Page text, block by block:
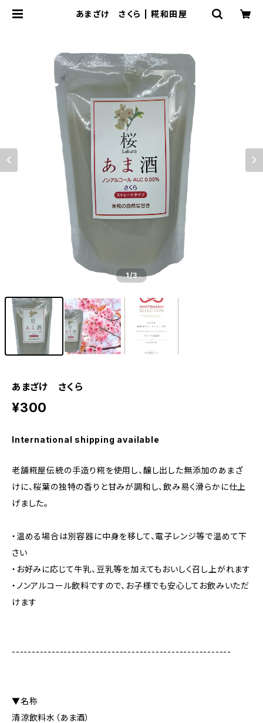
あまざけ さくら | 糀和田屋
1/3
あまざけ さくら
¥300
International shipping available
老舗糀屋伝統の手造り糀を使用し、醸し出した無添加のあまざ
けに、桜葉の独特の香りと甘みが調和し、飲み易く滑らかに仕上
げました。
・温める場合は別容器に中身を移して、電子レンジ等で温めて下
さい
・お好みに応じて牛乳、豆乳等を加えてもおいしく召し上がれます
・ノンアルコール飲料ですので、お子様でも安心してお飲みいただ
けます
-------------------------------------------------------
▼名称
清涼飲料水（あま酒）